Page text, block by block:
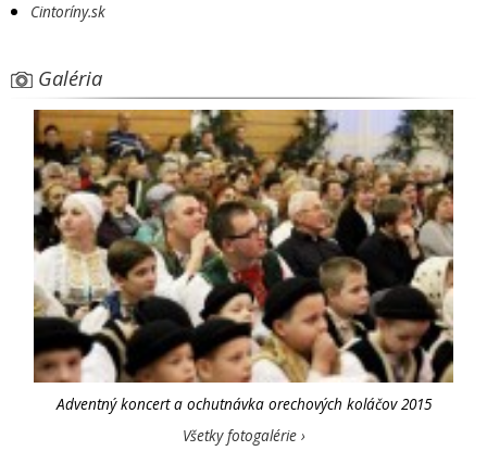
Cintoríny.sk
Galéria
Adventný koncert a ochutnávka orechových koláčov 2015
Všetky fotogalérie ›